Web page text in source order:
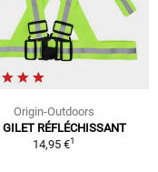
Origin-Outdoors
GILET RÉFLÉCHISSANT
14,95 €1